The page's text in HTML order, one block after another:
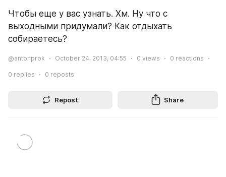
Чтобы еще у вас узнать. Хм. Ну что с
выходными придумали? Как отдыхать
собираетесь?
@antonprok October 24, 2013, 04:55 0 views 0 reactions
0 replies 0 reposts
Repost Share